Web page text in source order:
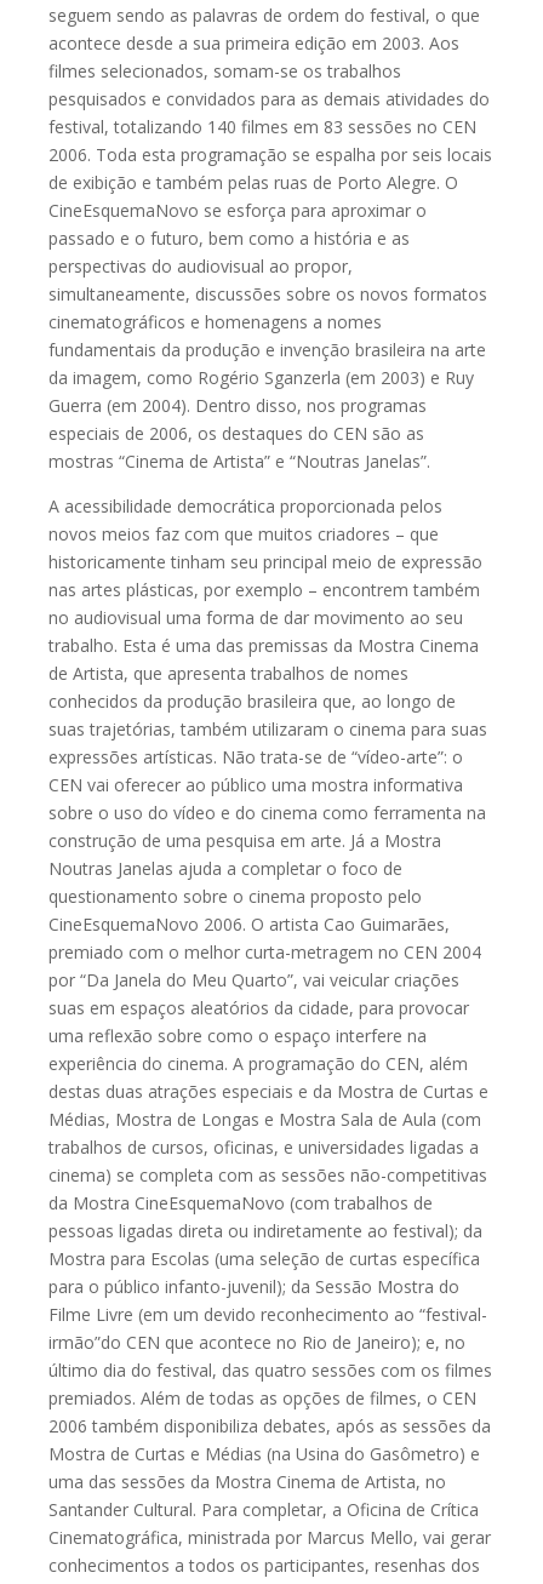
seguem sendo as palavras de ordem do festival, o que
acontece desde a sua primeira edição em 2003. Aos
filmes selecionados, somam-se os trabalhos
pesquisados e convidados para as demais atividades do
festival, totalizando 140 filmes em 83 sessões no CEN
2006. Toda esta programação se espalha por seis locais
de exibição e também pelas ruas de Porto Alegre. O
CineEsquemaNovo se esforça para aproximar o
passado e o futuro, bem como a história e as
perspectivas do audiovisual ao propor,
simultaneamente, discussões sobre os novos formatos
cinematográficos e homenagens a nomes
fundamentais da produção e invenção brasileira na arte
da imagem, como Rogério Sganzerla (em 2003) e Ruy
Guerra (em 2004). Dentro disso, nos programas
especiais de 2006, os destaques do CEN são as
mostras “Cinema de Artista” e “Noutras Janelas”.
A acessibilidade democrática proporcionada pelos
novos meios faz com que muitos criadores – que
historicamente tinham seu principal meio de expressão
nas artes plásticas, por exemplo – encontrem também
no audiovisual uma forma de dar movimento ao seu
trabalho. Esta é uma das premissas da Mostra Cinema
de Artista, que apresenta trabalhos de nomes
conhecidos da produção brasileira que, ao longo de
suas trajetórias, também utilizaram o cinema para suas
expressões artísticas. Não trata-se de “vídeo-arte”: o
CEN vai oferecer ao público uma mostra informativa
sobre o uso do vídeo e do cinema como ferramenta na
construção de uma pesquisa em arte. Já a Mostra
Noutras Janelas ajuda a completar o foco de
questionamento sobre o cinema proposto pelo
CineEsquemaNovo 2006. O artista Cao Guimarães,
premiado com o melhor curta-metragem no CEN 2004
por “Da Janela do Meu Quarto”, vai veicular criações
suas em espaços aleatórios da cidade, para provocar
uma reflexão sobre como o espaço interfere na
experiência do cinema. A programação do CEN, além
destas duas atrações especiais e da Mostra de Curtas e
Médias, Mostra de Longas e Mostra Sala de Aula (com
trabalhos de cursos, oficinas, e universidades ligadas a
cinema) se completa com as sessões não-competitivas
da Mostra CineEsquemaNovo (com trabalhos de
pessoas ligadas direta ou indiretamente ao festival); da
Mostra para Escolas (uma seleção de curtas específica
para o público infanto-juvenil); da Sessão Mostra do
Filme Livre (em um devido reconhecimento ao “festival-
irmão”do CEN que acontece no Rio de Janeiro); e, no
último dia do festival, das quatro sessões com os filmes
premiados. Além de todas as opções de filmes, o CEN
2006 também disponibiliza debates, após as sessões da
Mostra de Curtas e Médias (na Usina do Gasômetro) e
uma das sessões da Mostra Cinema de Artista, no
Santander Cultural. Para completar, a Oficina de Crítica
Cinematográfica, ministrada por Marcus Mello, vai gerar
conhecimentos a todos os participantes, resenhas dos